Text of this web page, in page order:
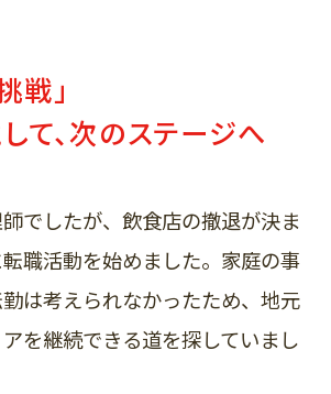
戦」
て、次のステージへ
でしたが、飲食店の撤退が決ま
職活動を始めました。家庭の事
は考えられなかったため、地元
を継続できる道を探していまし